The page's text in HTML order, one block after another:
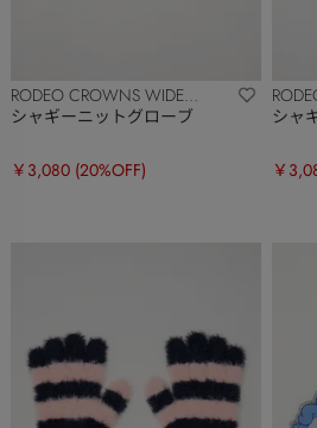
RODEO CROWNS WIDE
BOWL
シャギーニットグローブ
￥3,080 (20%OFF)
BOWL
シャ
￥